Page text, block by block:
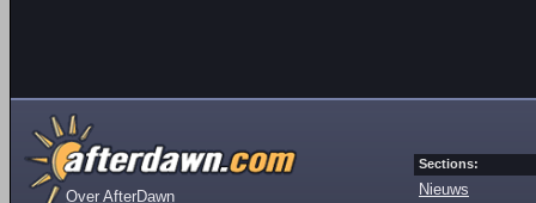
Over AfterDawn
Sections:
Nieuws